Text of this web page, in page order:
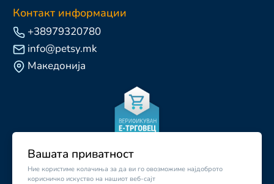
Вашата приватност
Ние користиме колачиња за да ви го овозможиме најдоброто
корисничко искуство на нашиот веб-сајт
Контакт информации
+38979320780
info@petsy.mk
Македонија